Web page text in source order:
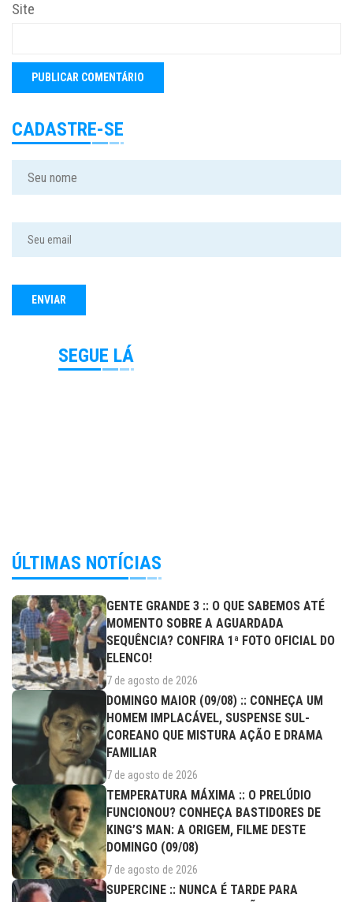
Site
CADASTRE-SE
SEGUE LÁ
ÚLTIMAS NOTÍCIAS
GENTE GRANDE 3 :: O QUE SABEMOS ATÉ
MOMENTO SOBRE A AGUARDADA
SEQUÊNCIA? CONFIRA 1ª FOTO OFICIAL DO
ELENCO!
7 de agosto de 2026
DOMINGO MAIOR (09/08) :: CONHEÇA UM
HOMEM IMPLACÁVEL, SUSPENSE SUL-
COREANO QUE MISTURA AÇÃO E DRAMA
FAMILIAR
7 de agosto de 2026
TEMPERATURA MÁXIMA :: O PRELÚDIO
FUNCIONOU? CONHEÇA BASTIDORES DE
KING’S MAN: A ORIGEM, FILME DESTE
DOMINGO (09/08)
7 de agosto de 2026
SUPERCINE :: NUNCA É TARDE PARA